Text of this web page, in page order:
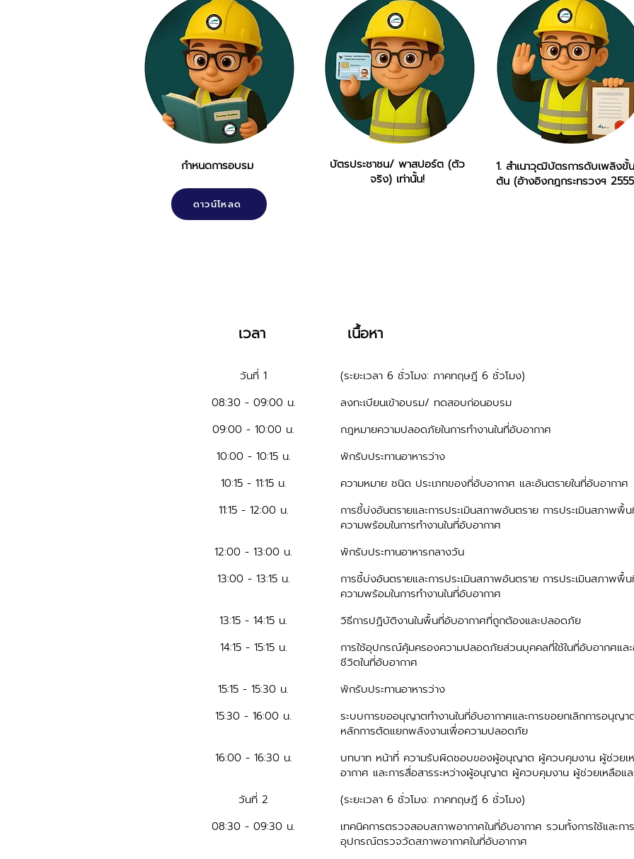
กำหนดการอบรม
ดาวน์โหลด
บัตรประชาชน/ พาสปอร์ต (ตัว
จริง) เท่านั้น!
1. สำเนาวุฒิบัตรการดับเพลิงขั้น
ต้น (อ้างอิงกฎกระทรวงฯ
เวลา เนื้อหา
วันที่ 1
(ระยะเวลา 6 ชั่วโมง: ภาคทฤษฎี 6 ชั่วโมง)
08:30 - 09:00 น.
ลงทะเบียนเข้าอบรม/ ทดสอบก่อนอบรม
09:00 - 10:00 น.
กฎหมายความปลอดภัยในการทำงานในที่อับอากาศ
10:00 - 10:15 น.
พักรับประทานอาหารว่าง
10:15 - 11:15 น.
ความหมาย ชนิด ประเภทของที่อับอากาศ และอันตรายในที่อับอากาศ
11:15 - 12:00 น.
การชี้บ่งอันตรายและการประเมินสภาพอันตราย การประเมินสภาพพื้น
ความพร้อมในการทำงานในที่อับอากาศ
12:00 - 13:00 น.
พักรับประทานอาหารกลางวัน
13:00 - 13:15 น.
การชี้บ่งอันตรายและการประเมินสภาพอันตราย การประเมินสภาพพื้น
ความพร้อมในการทำงานในที่อับอากาศ
13:15 - 14:15 น.
วิธีการปฏิบัติงานในพื้นที่อับอากาศที่ถูกต้องและปลอดภัย
14:15 - 15:15 น.
การใช้อุปกรณ์คุ้มครองความปลอดภัยส่วนบุคคลที่ใช้ในที่อับอากศแล
ชีวิตในที่อับอากาศ
15:15 - 15:30 น.
พักรับประทานอาหารว่าง
15:30 - 16:00 น.
ระบบการขออนุญาตทำงานในที่อับอากาศและการขอยกเลิกการอนุญา
หลักการตัดแยกพลังงานเพื่อความปลอดภัย
16:00 - 16:30 น.
บทบาท หน้าที่ ความรับผิดชอบของผู้อนุญาต ผู้ควบคุมงาน ผู้ช่วยเ
อากาศ และการสื่อสารระหว่างผู้อนุญาต ผู้ควบคุมงาน ผู้ช่วยเหลือแ
วันที่ 2
(ระยะเวลา 6 ชั่วโมง: ภาคทฤษฎี 6 ชั่วโมง)
08:30 - 09:30 น.
เทคนิคการตรวจสอบสภาพอากาศในที่อับอากาศ รวมทั้งการใช้และก
อุปกรณ์ตรวจวัดสภาพอากาศในที่อับอากาศ